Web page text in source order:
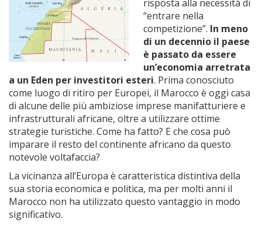
risposta alla necessità di
“entrare nella
competizione”. In meno
di un decennio il paese
è passato da essere
un’economia arretrata
a un Eden per investitori esteri. Prima conosciuto
come luogo di ritiro per Europei, il Marocco è oggi casa
di alcune delle più ambiziose imprese manifatturiere e
infrastrutturali africane, oltre a utilizzare ottime
strategie turistiche. Come ha fatto? E che cosa può
imparare il resto del continente africano da questo
notevole voltafaccia?
La vicinanza all’Europa è caratteristica distintiva della
sua storia economica e politica, ma per molti anni il
Marocco non ha utilizzato questo vantaggio in modo
significativo.